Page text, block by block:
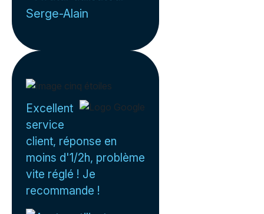
Serge-Alain
Excellent
service
client, réponse en
moins d'1/2h, problème
vite réglé ! Je
recommande !